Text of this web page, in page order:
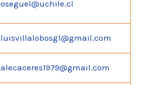
oseguel@uchile.cl
luisvillalobosg1@gmail.com
alecaceres1979@gmail.com